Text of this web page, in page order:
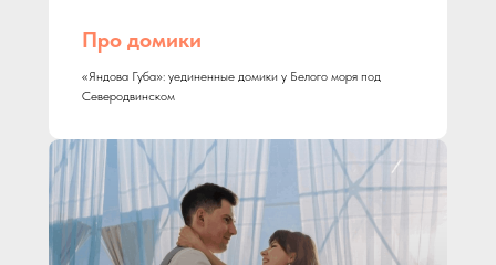
Про домики
«Яндова Губа»: уединенные домики у Белого моря под
Северодвинском